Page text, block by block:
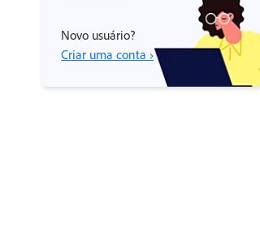
Novo usuário?
Criar uma conta ›